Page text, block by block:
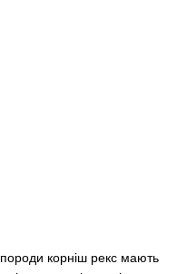
корніш рекс мають